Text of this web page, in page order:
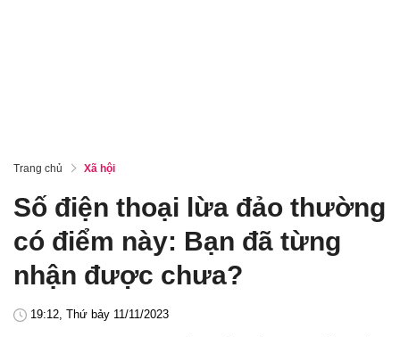
Trang chủ Xã hội
Số điện thoại lừa đảo thường
có điểm này: Bạn đã từng
nhận được chưa?
19:12, Thứ bảy 11/11/2023